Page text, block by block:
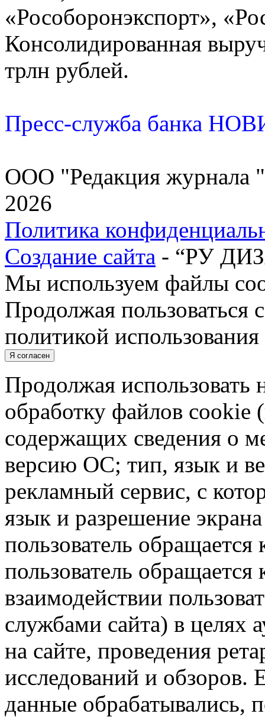
«Рособоронэкспорт»,
Консолидированная
трлн рублей.
Пресс-служба банка
ООО "Редакция журнала
2026
Политика
Создание сайта - “РУ
Мы используем файлы
Продолжая пользоваться
политикой
Я согласен
Продолжая использовать
обработку файлов cookie
содержащих сведения о
версию ОС; тип, язык и
рекламный сервис, с
язык и разрешение
пользователь обращается
пользователь обращается
взаимодействии
службами сайта) в целях
на сайте, проведения
исследований и обзоров.
данные обрабатывались,